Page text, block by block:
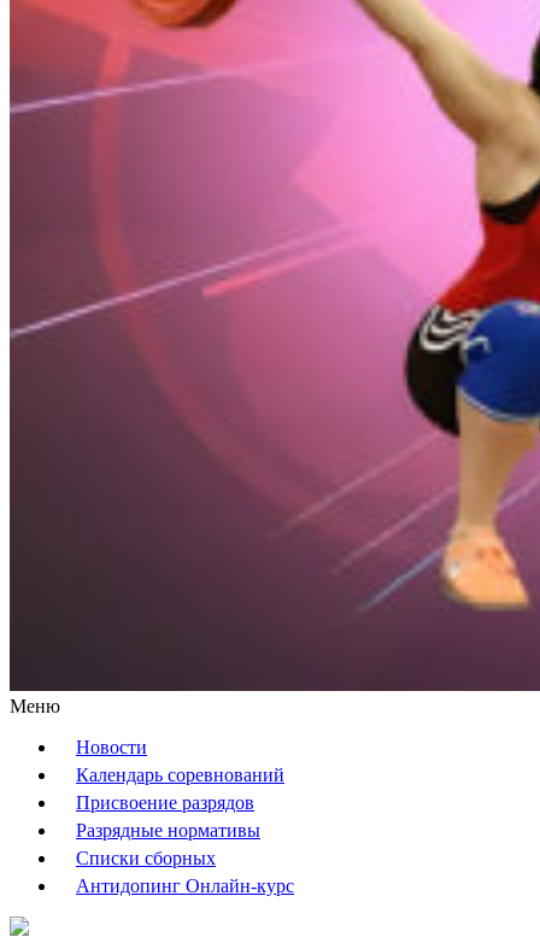
Меню
Новости
Календарь соревнований
Присвоение разрядов
Разрядные нормативы
Списки сборных
Антидопинг Онлайн-курс